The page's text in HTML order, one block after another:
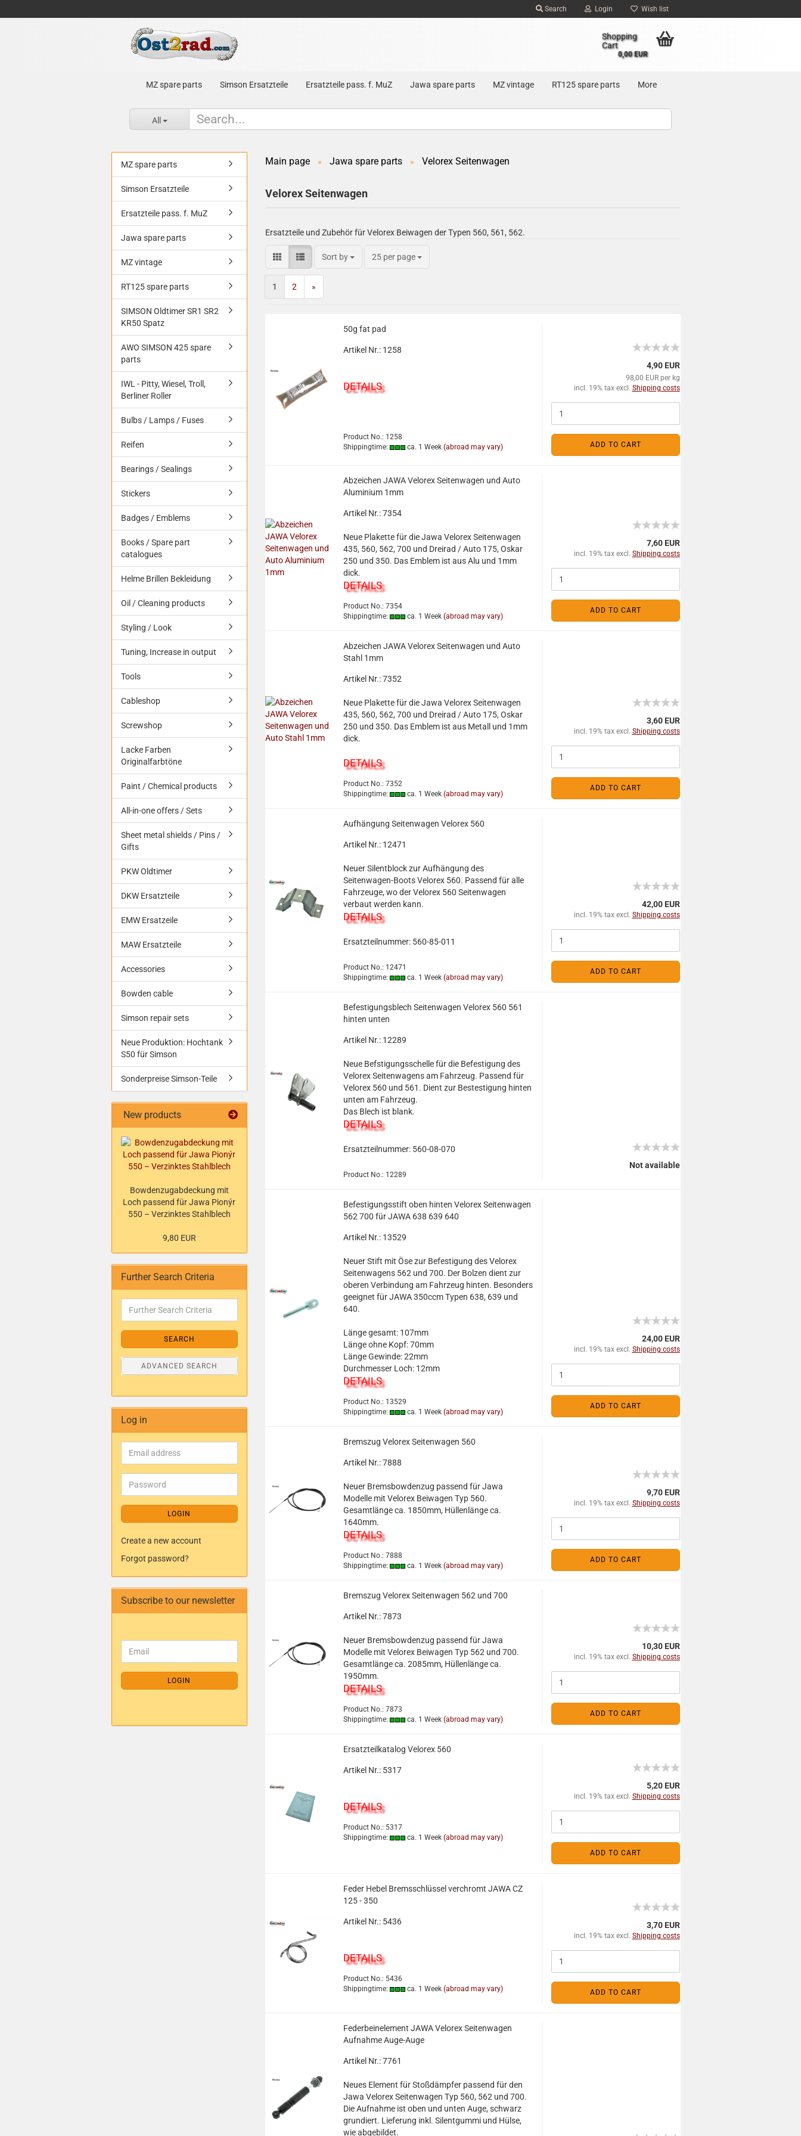
Search Login Wish list
Shopping
Cart
0,00 EUR
MZ spare parts Simson Ersatzteile Ersatzteile pass. f. MuZ Jawa spare parts MZ vintage RT125 spare parts More
All
Main page » Jawa spare parts » Velorex Seitenwagen
Velorex Seitenwagen
Ersatzteile und Zubehör für Velorex Beiwagen der Typen 560, 561, 562.
Sort by 25 per page
1 2 »
50g fat pad
Artikel Nr.: 1258
DETAILS
Product No.: 1258
Shippingtime:
ca. 1 Week (abroad may vary)
4,90 EUR
98,00 EUR per kg
incl. 19% tax excl. Shipping costs
ADD TO CART
Abzeichen JAWA Velorex Seitenwagen und Auto
Aluminium 1mm
Artikel Nr.: 7354
Neue Plakette für die Jawa Velorex Seitenwagen
435, 560, 562, 700 und Dreirad / Auto 175, Oskar
250 und 350. Das Emblem ist aus Alu und 1mm
dick.
DETAILS
Product No.: 7354
Shippingtime:
ca. 1 Week (abroad may vary)
7,60 EUR
incl. 19% tax excl. Shipping costs
ADD TO CART
Abzeichen JAWA Velorex Seitenwagen und Auto
Stahl 1mm
Artikel Nr.: 7352
Neue Plakette für die Jawa Velorex Seitenwagen
435, 560, 562, 700 und Dreirad / Auto 175, Oskar
250 und 350. Das Emblem ist aus Metall und 1mm
dick.
DETAILS
Product No.: 7352
Shippingtime:
ca. 1 Week (abroad may vary)
3,60 EUR
incl. 19% tax excl. Shipping costs
ADD TO CART
Aufhängung Seitenwagen Velorex 560
Artikel Nr.: 12471
Neuer Silentblock zur Aufhängung des
Seitenwagen-Boots Velorex 560. Passend für alle
Fahrzeuge, wo der Velorex 560 Seitenwagen
verbaut werden kann.
DETAILS
Ersatzteilnummer: 560-85-011
Product No.: 12471
Shippingtime:
ca. 1 Week (abroad may vary)
42,00 EUR
incl. 19% tax excl. Shipping costs
ADD TO CART
Befestigungsblech Seitenwagen Velorex 560 561
hinten unten
Artikel Nr.: 12289
Neue Befstigungsschelle für die Befestigung des
Velorex Seitenwagens am Fahrzeug. Passend für
Velorex 560 und 561. Dient zur Bestestigung hinten
unten am Fahrzeug.
Das Blech ist blank.
DETAILS
Ersatzteilnummer: 560-08-070
Product No.: 12289
Not available
Befestigungsstift oben hinten Velorex Seitenwagen
562 700 für JAWA 638 639 640
Artikel Nr.: 13529
Neuer Stift mit Öse zur Befestigung des Velorex
Seitenwagens 562 und 700. Der Bolzen dient zur
oberen Verbindung am Fahrzeug hinten. Besonders
geeignet für JAWA 350ccm Typen 638, 639 und
640.
Länge gesamt: 107mm
Länge ohne Kopf: 70mm
Länge Gewinde: 22mm
Durchmesser Loch: 12mm
DETAILS
Product No.: 13529
Shippingtime:
ca. 1 Week (abroad may vary)
24,00 EUR
incl. 19% tax excl. Shipping costs
ADD TO CART
Bremszug Velorex Seitenwagen 560
Artikel Nr.: 7888
Neuer Bremsbowdenzug passend für Jawa
Modelle mit Velorex Beiwagen Typ 560.
Gesamtlänge ca. 1850mm, Hüllenlänge ca.
1640mm.
DETAILS
Product No.: 7888
Shippingtime:
ca. 1 Week (abroad may vary)
9,70 EUR
incl. 19% tax excl. Shipping costs
ADD TO CART
Bremszug Velorex Seitenwagen 562 und 700
Artikel Nr.: 7873
Neuer Bremsbowdenzug passend für Jawa
Modelle mit Velorex Beiwagen Typ 562 und 700.
Gesamtlänge ca. 2085mm, Hüllenlänge ca.
1950mm.
DETAILS
Product No.: 7873
Shippingtime:
ca. 1 Week (abroad may vary)
10,30 EUR
incl. 19% tax excl. Shipping costs
ADD TO CART
Ersatzteilkatalog Velorex 560
Artikel Nr.: 5317
DETAILS
Product No.: 5317
Shippingtime:
ca. 1 Week (abroad may vary)
5,20 EUR
incl. 19% tax excl. Shipping costs
ADD TO CART
Feder Hebel Bremsschlüssel verchromt JAWA CZ
125 - 350
Artikel Nr.: 5436
DETAILS
Product No.: 5436
Shippingtime:
ca. 1 Week (abroad may vary)
3,70 EUR
incl. 19% tax excl. Shipping costs
ADD TO CART
Federbeinelement JAWA Velorex Seitenwagen
Aufnahme Auge-Auge
Artikel Nr.: 7761
Neues Element für Stoßdämpfer passend für den
Jawa Velorex Seitenwagen Typ 560, 562 und 700.
Die Aufnahme ist oben und unten Auge, schwarz
grundiert. Lieferung inkl. Silentgummi und Hülse,
wie abgebildet.
MZ spare parts
Simson Ersatzteile
Ersatzteile pass. f. MuZ
Jawa spare parts
MZ vintage
RT125 spare parts
SIMSON Oldtimer SR1 SR2
KR50 Spatz
AWO SIMSON 425 spare
parts
IWL - Pitty, Wiesel, Troll,
Berliner Roller
Bulbs / Lamps / Fuses
Reifen
Bearings / Sealings
Stickers
Badges / Emblems
Books / Spare part
catalogues
Helme Brillen Bekleidung
Oil / Cleaning products
Styling / Look
Tuning, Increase in output
Tools
Cableshop
Screwshop
Lacke Farben
Originalfarbtöne
Paint / Chemical products
All-in-one offers / Sets
Sheet metal shields / Pins /
Gifts
PKW Oldtimer
DKW Ersatzteile
EMW Ersatzeile
MAW Ersatzteile
Accessories
Bowden cable
Simson repair sets
Neue Produktion: Hochtank
S50 für Simson
Sonderpreise Simson-Teile
New products
Bowdenzugabdeckung mit
Loch passend für Jawa Pionýr
550 – Verzinktes Stahlblech
9,80 EUR
Further Search Criteria
SEARCH
ADVANCED SEARCH
Log in
LOGIN
Create a new account
Forgot password?
Subscribe to our newsletter
LOGIN